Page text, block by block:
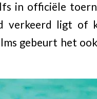
in officiële
ligt of
gebeurt het